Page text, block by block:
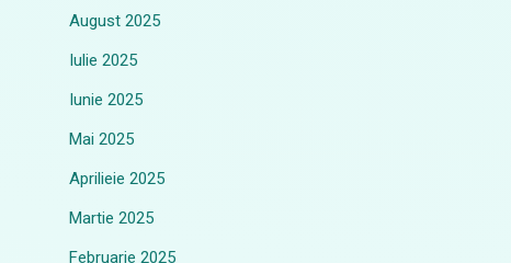
August 2025
Iulie 2025
Iunie 2025
Mai 2025
Aprilieie 2025
Martie 2025
Februarie 2025